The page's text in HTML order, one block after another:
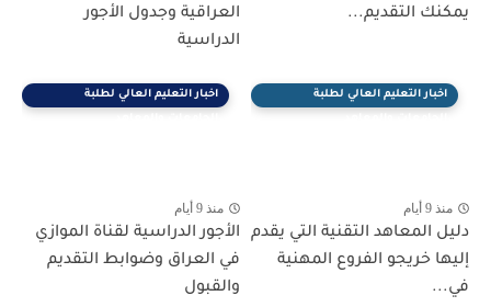
يمكنك التقديم...
العراقية وجدول الأجور
الدراسية
اخبار التعليم العالي لطلبة
منذ 9 أيام
دليل المعاهد التقنية التي يقدم
إليها خريجو الفروع المهنية
في...
اخبار التعليم العالي لطلبة
منذ 9 أيام
الأجور الدراسية لقناة الموازي
في العراق وضوابط التقديم
والقبول